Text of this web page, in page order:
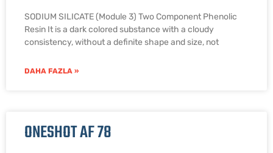
SODIUM SILICATE (Module 3) Two Component Phenolic
Resin It is a dark colored substance with a cloudy
consistency, without a definite shape and size, not
DAHA FAZLA »
ONESHOT AF 78